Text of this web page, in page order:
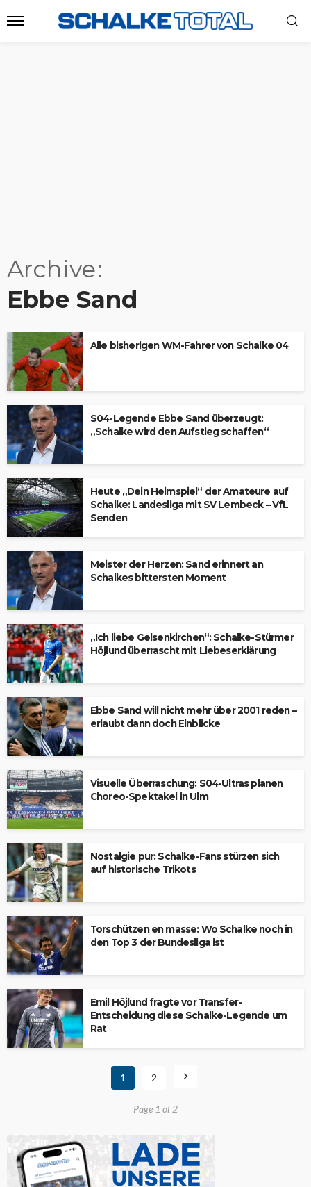
Archive
Ebbe Sand
Alle bisherigen WM-Fahrer von Schalke 04
S04-Legende Ebbe Sand überzeugt:
„Schalke wird den Aufstieg schaffen“
Heute „Dein Heimspiel“ der Amateure auf
Schalke: Landesliga mit SV Lembeck – VfL
Senden
Meister der Herzen: Sand erinnert an
Schalkes bittersten Moment
„Ich liebe Gelsenkirchen“: Schalke-Stürmer
Höjlund überrascht mit Liebeserklärung
Ebbe Sand will nicht mehr über 2001 reden –
erlaubt dann doch Einblicke
Visuelle Überraschung: S04-Ultras planen
Choreo-Spektakel in Ulm
Nostalgie pur: Schalke-Fans stürzen sich
auf historische Trikots
Torschützen en masse: Wo Schalke noch in
den Top 3 der Bundesliga ist
Emil Höjlund fragte vor Transfer-
Entscheidung diese Schalke-Legende um
Rat
1 2
Page 1 of 2